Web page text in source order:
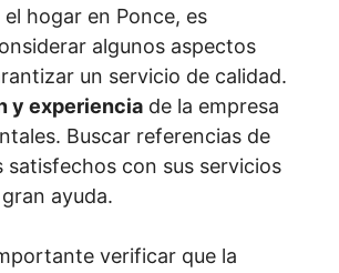
hogar en Ponce, es
algunos aspectos
un servicio de calidad.
y experiencia de la empresa
Buscar referencias de
satisfechos con sus servicios
ayuda.
verificar que la